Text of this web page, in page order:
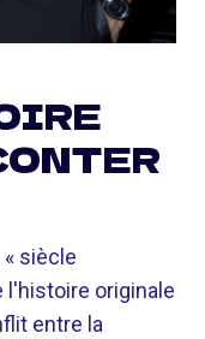
siècle
l'histoire originale
entre la